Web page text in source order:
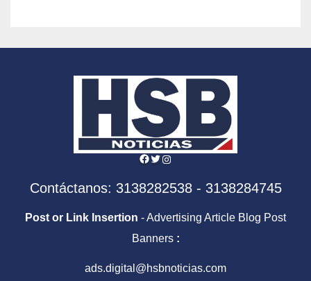
Facebook
Twitter
Instagram
Contáctanos: 3138282538 - 3138284745
Post or Link Insertion - Advertising Article Blog Post
Banners :
ads.digital@hsbnoticias.com